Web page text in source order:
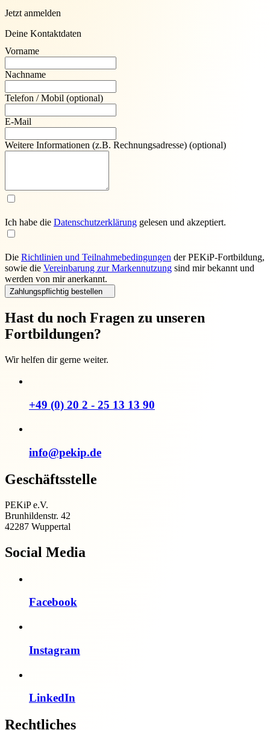
Jetzt anmelden
Deine Kontaktdaten
Vorname
Nachname
Telefon / Mobil (optional)
E-Mail
Weitere Informationen (z.B. Rechnungsadresse) (optional)
Ich habe die Daten­schutz­erklärung gelesen und akzeptiert.
Die Richtlinien und Teilnahmebedingungen der PEKiP-Fortbildung,
sowie die Vereinbarung zur Markennutzung sind mir bekannt und
werden von mir anerkannt.
Zahlungspflichtig bestellen
Hast du noch Fragen zu unseren
Fortbildungen?
Wir helfen dir gerne weiter.
+49 (0) 20 2 - 25 13 13 90
info@pekip.de
Geschäftsstelle
PEKiP e.V.
Brunhildenstr. 42
42287 Wuppertal
Social Media
Facebook
Instagram
LinkedIn
Rechtliches